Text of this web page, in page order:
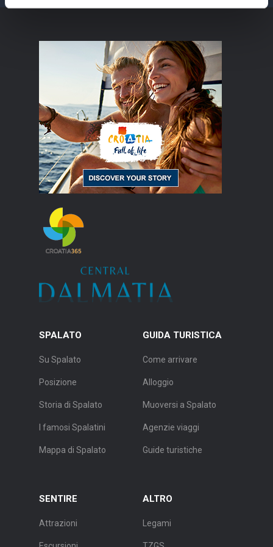
SPALATO
Su Spalato
Posizione
Storia di Spalato
I famosi Spalatini
Mappa di Spalato
GUIDA TURISTICA
Come arrivare
Alloggio
Muoversi a Spalato
Agenzie viaggi
Guide turistiche
SENTIRE
Attrazioni
ALTRO
Legami